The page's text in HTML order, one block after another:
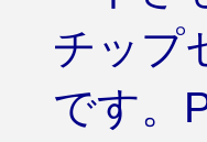
チップ
です。